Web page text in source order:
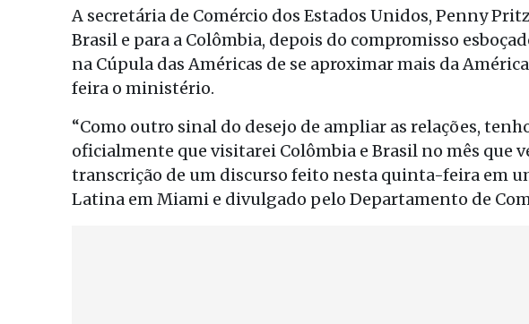
A secretária de Comércio dos Estados Unidos, Penny
Brasil e para a Colômbia, depois do compromisso
na Cúpula das Américas de se aproximar mais da
feira o ministério.
“Como outro sinal do desejo de ampliar as relações,
oficialmente que visitarei Colômbia e Brasil no mês que
transcrição de um discurso feito nesta quinta-feira em
Latina em Miami e divulgado pelo Departamento de